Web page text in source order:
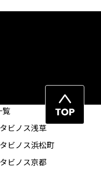
ペ
ー
覧
ビノス浅草
ビノス浜松町
ビノス京都